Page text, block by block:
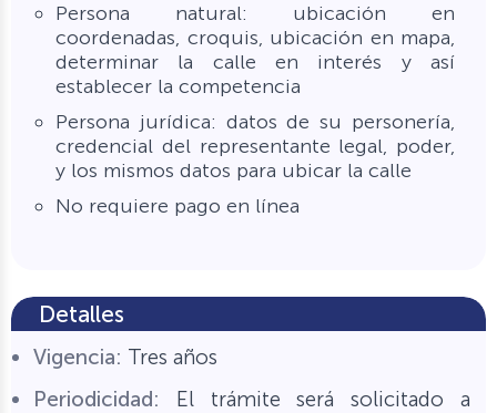
Persona natural: ubicación en
coordenadas, croquis, ubicación en mapa,
determinar la calle en interés y así
establecer la competencia
Persona jurídica: datos de su personería,
credencial del representante legal, poder,
y los mismos datos para ubicar la calle
No requiere pago en línea
Detalles
Vigencia: Tres años
Periodicidad:
El trámite será solicitado a